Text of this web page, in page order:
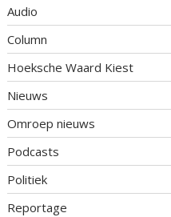
Audio
Column
Hoeksche Waard Kiest
Nieuws
Omroep nieuws
Podcasts
Politiek
Reportage